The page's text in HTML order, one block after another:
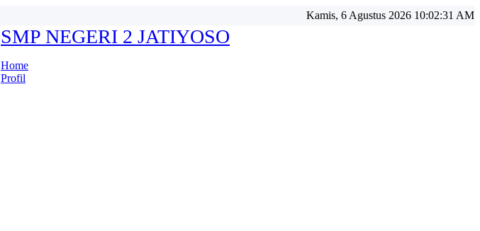
Kamis, 6 Agustus 2026 10:02:33 AM
SMP NEGERI 2 JATIYOSO
Home
Profil